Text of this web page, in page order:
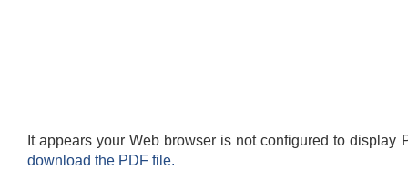
It appears your Web browser is not configured to display
download the PDF file.